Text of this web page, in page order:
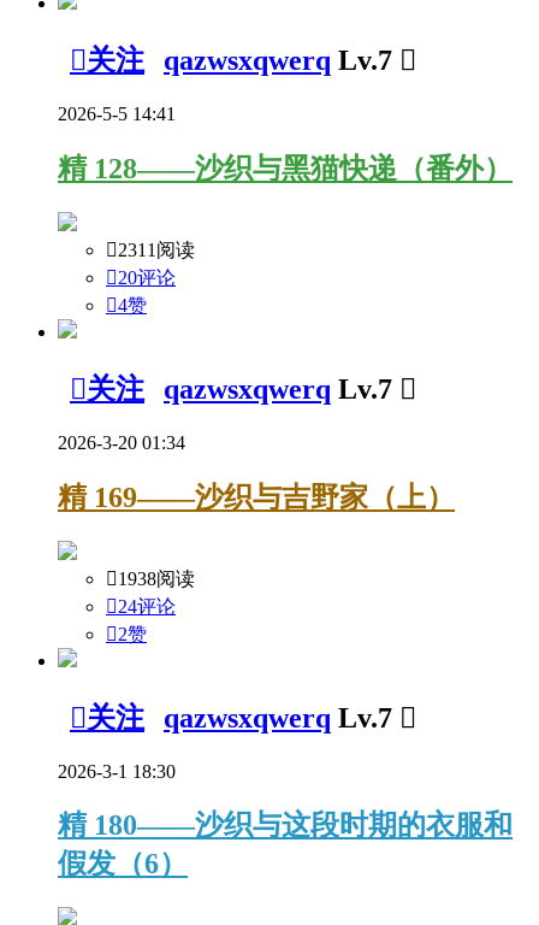
关注 qazwsxqwerq Lv.7 
2026-5-5 14:41
精128——沙织与黑猫快递（番外）
2311阅读
20评论
4赞
关注 qazwsxqwerq Lv.7 
2026-3-20 01:34
精169——沙织与吉野家（上）
1938阅读
24评论
2赞
关注 qazwsxqwerq Lv.7 
2026-3-1 18:30
精180——沙织与这段时期的衣服和
假发（6）